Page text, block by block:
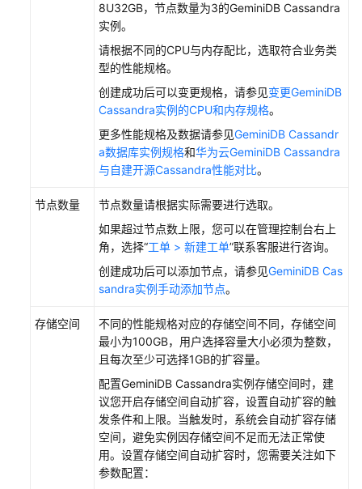
灾
倒
8U32GB，节点数量为3的GeminiDB Cassandra
实例。
请根据不同的CPU与内存配比，选取符合业务类
型的性能规格。
创建成功后可以变更规格，请参见变更GeminiDB
Cassandra实例的CPU和内存规格。
更多性能规格及数据请参见GeminiDB Cassandr
a数据库实例规格和华为云GeminiDB Cassandra
与自建开源Cassandra性能对比。
节点数量
节点数量请根据实际需要进行选取。
如果超过节点数上限，您可以在管理控制台右上
角，选择“工单 > 新建工单”联系客服进行咨询。
创建成功后可以添加节点，请参见GeminiDB Cas
sandra实例手动添加节点。
存储空间
不同的性能规格对应的存储空间不同，存储空间
最小为100GB，用户选择容量大小必须为整数，
且每次至少可选择1GB的扩容量。
配置GeminiDB Cassandra实例存储空间时，建
议您开启存储空间自动扩容，设置自动扩容的触
发条件和上限。当触发时，系统会自动扩容存储
空间，避免实例因存储空间不足而无法正常使
用。设置存储空间自动扩容时，您需要关注如下
参数配置：